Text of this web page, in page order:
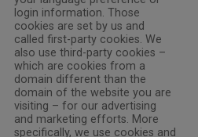
login information. Those
cookies are set by us and
called first-party cookies. We
also use third-party cookies –
which are cookies from a
domain different than the
domain of the website you are
visiting – for our advertising
and marketing efforts. More
specifically, we use cookies and